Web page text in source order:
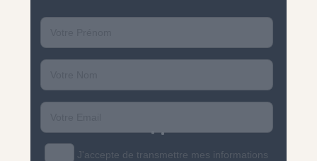
name
name
J'accepte de transmettre mes informations